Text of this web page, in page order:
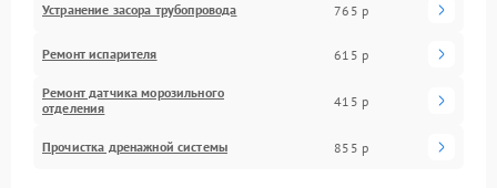
Устранение засора трубопровода 765 р
Ремонт испарителя 615 р
Ремонт датчика морозильного
отделения
415 р
Прочистка дренажной системы 855 р